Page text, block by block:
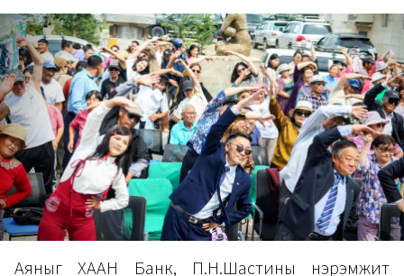
Аяныг ХААН Банк, П.Н.Шастины нэрэмжит